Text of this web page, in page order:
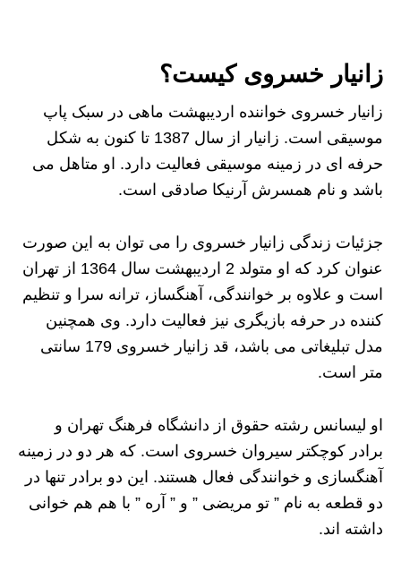
زانیار خسروی کیست؟
زانیار خسروی خواننده اردیبهشت ماهی در سبک پاپ
موسیقی است. زانیار از سال 1387 تا کنون به شکل
حرفه ای در زمینه موسیقی فعالیت دارد. او متاهل می
باشد و نام همسرش آرنیکا صادقی است.
جزئیات زندگی زانیار خسروی را می توان به این صورت
عنوان کرد که او متولد 2 اردیبهشت سال 1364 از تهران
است و علاوه بر خوانندگی، آهنگساز، ترانه سرا و تنظیم
کننده در حرفه بازیگری نیز فعالیت دارد. وی همچنین
مدل تبلیغاتی می باشد، قد زانیار خسروی 179 سانتی
متر است.
او لیسانس رشته حقوق از دانشگاه فرهنگ تهران و
برادر کوچکتر سیروان خسروی است. که هر دو در زمینه
آهنگسازی و خوانندگی فعال هستند. این دو برادر تنها در
دو قطعه به نام ” تو مریضی ” و ” آره ” با هم هم خوانی
داشته اند.